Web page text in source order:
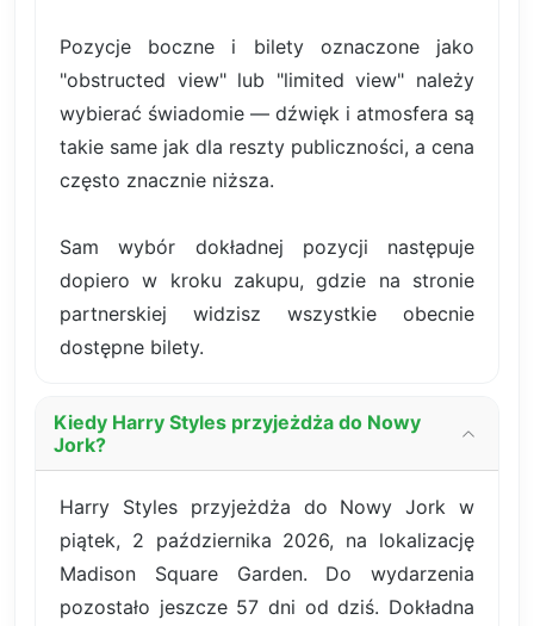
Pozycje boczne i bilety oznaczone jako
"obstructed view" lub "limited view" należy
wybierać świadomie — dźwięk i atmosfera są
takie same jak dla reszty publiczności, a cena
często znacznie niższa.
Sam wybór dokładnej pozycji następuje
dopiero w kroku zakupu, gdzie na stronie
partnerskiej widzisz wszystkie obecnie
dostępne bilety.
Kiedy Harry Styles przyjeżdża do Nowy
Jork?
Harry Styles przyjeżdża do Nowy Jork w
piątek, 2 października 2026, na lokalizację
Madison Square Garden. Do wydarzenia
pozostało jeszcze 57 dni od dziś. Dokładna